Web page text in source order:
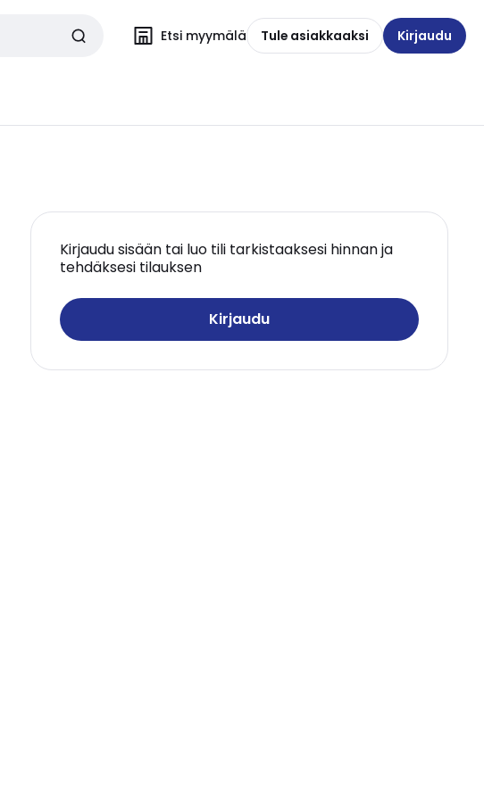
Etsi myymälä Tule asiakkaaksi Kirjaudu
Kirjaudu sisään tai luo tili tarkistaaksesi hinnan ja
tehdäksesi tilauksen
Kirjaudu